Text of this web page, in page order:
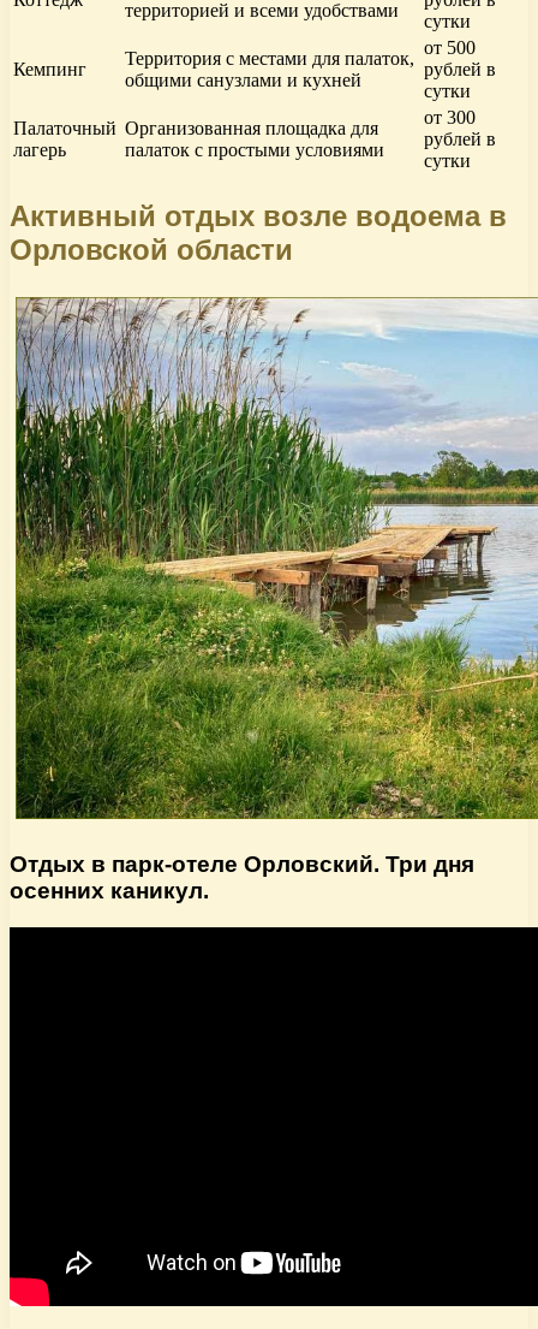
территорией и всеми удобствами
сутки
Кемпинг
Территория с местами для палаток,
общими санузлами и кухней
от 500
рублей в
сутки
Палаточный
лагерь
Организованная площадка для
палаток с простыми условиями
от 300
рублей в
сутки
Активный отдых возле водоема в
Орловской области
Отдых в парк-отеле Орловский. Три дня
осенних каникул.